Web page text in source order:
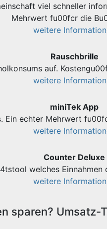
viel schneller
Mehrwert fu00fcr die
weitere
Rauschbrille
auf.
weitere
miniTek App
Ein echter Mehrwert
weitere
Counter Deluxe
welches Einnahmen
weitere
sparen? Umsatz-